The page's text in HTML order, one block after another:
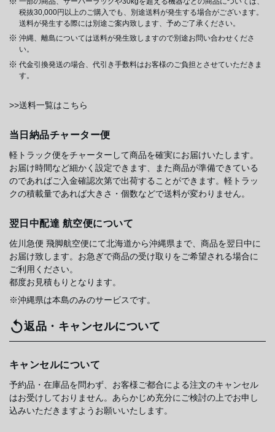
税抜30,000円以上のご購入でも、別途送料が発生する場合がございます。
送料が発生する際には別途ご案内致します、予めご了承ください。
沖縄、離島については送料が発生致しますので別途お問い合わせくださ
い。
代金引換発送の場合、代引き手数料はお客様のご負担とさせていただきま
す。
>>送料一覧はこちら
当日納品チャーター便
軽トラック便をチャーターして商品を確実にお届けいたします。
お届け時間など細かく設定できます、また商品が準備できている
のであればご入金確認次第で出荷することができます。軽トラッ
クの積載量であれば大きさ・個数などで送料が変わりません。
翌日中配達 航空便について
佐川急便 飛脚航空便にて北海道から沖縄県まで、商品を翌日中に
お届け致します。お急ぎで商品の受け取りをご希望される場合に
ご利用ください。
都度お見積もりとなります。
※沖縄県は本島のみのサービスです。
返品・キャンセルについて
キャンセルについて
予約品・在庫品を問わず、お客様ご都合による注文のキャンセル
はお受けしておりません。あらかじめ充分にご検討の上でお申し
込みいただきますようお願いいたします。